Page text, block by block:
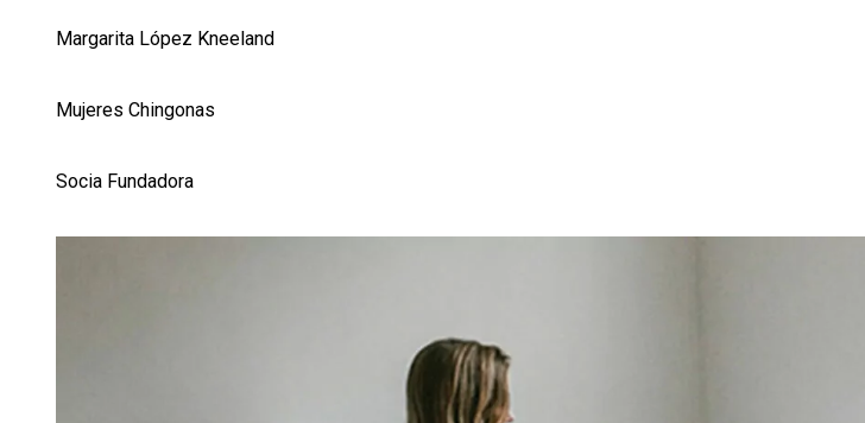
Margarita López Kneeland
Mujeres Chingonas
Socia Fundadora